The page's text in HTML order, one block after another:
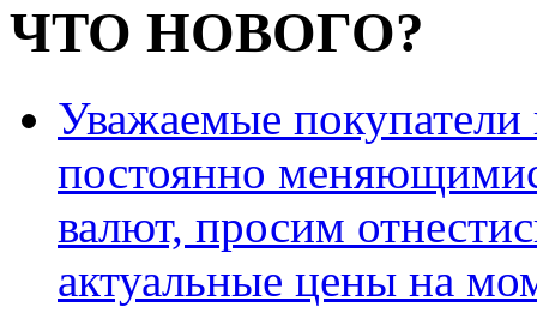
ЧТО НОВОГО?
Уважаемые
постоянно
валют, просим
актуальные цены на